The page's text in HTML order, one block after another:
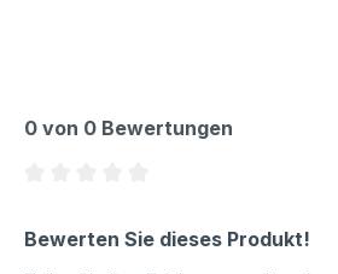
0 von 0 Bewertungen
Bewerten Sie dieses Produkt!